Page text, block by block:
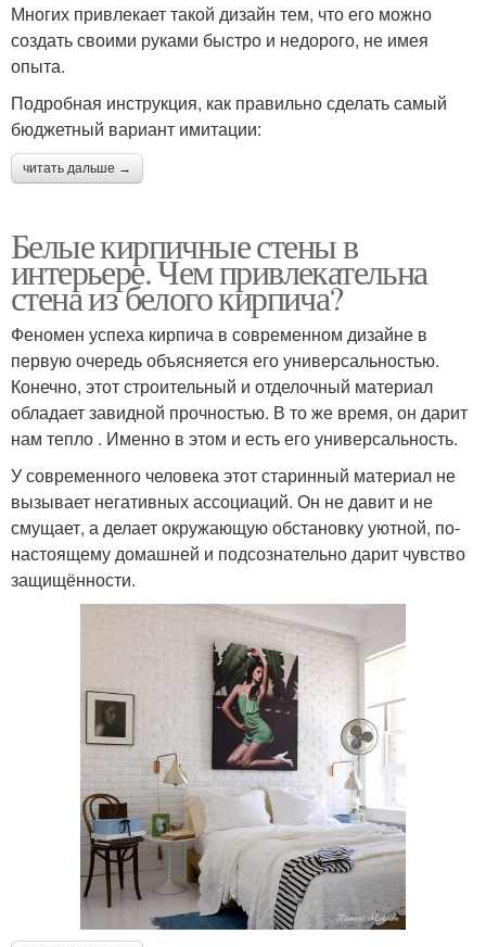
Многих привлекает такой дизайн тем, что его можно
создать своими руками быстро и недорого, не имея
опыта.
Подробная инструкция, как правильно сделать самый
бюджетный вариант имитации:
читать дальше →
Белые кирпичные стены в
интерьере. Чем привлекательна
стена из белого кирпича?
Феномен успеха кирпича в современном дизайне в
первую очередь объясняется его универсальностью.
Конечно, этот строительный и отделочный материал
обладает завидной прочностью. В то же время, он дарит
нам тепло . Именно в этом и есть его универсальность.
У современного человека этот старинный материал не
вызывает негативных ассоциаций. Он не давит и не
смущает, а делает окружающую обстановку уютной, по-
настоящему домашней и подсознательно дарит чувство
защищённости.